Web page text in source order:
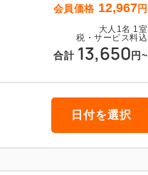
上がる事もできます。
会員価格 12,967円
大人 1名 1室
税・サービス料込
合計 13,650 円~
日付を選択